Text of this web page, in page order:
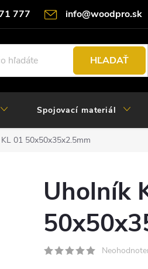
777 info@woodpro.sk
HĽADAŤ
Spojovací materiál
01 50x50x35x2.5mm
Uholník